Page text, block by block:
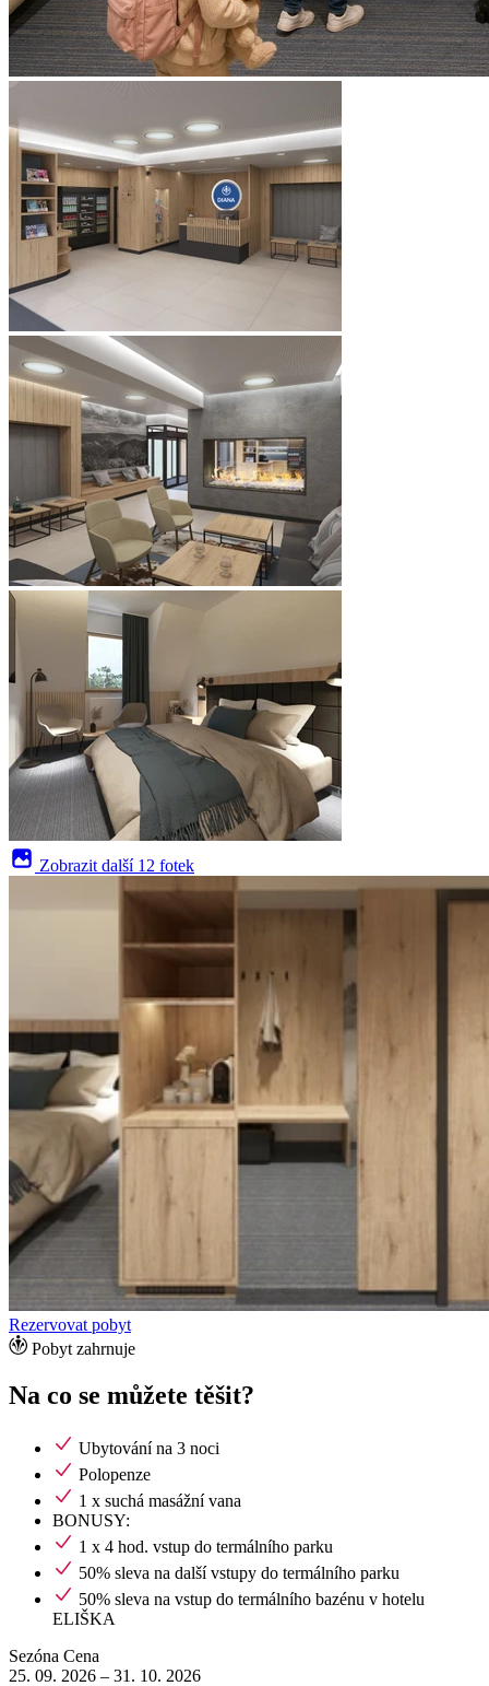
Zobrazit další 12 fotek
Rezervovat pobyt
Pobyt zahrnuje
Na co se můžete těšit?
Ubytování na 3 noci
Polopenze
1 x suchá masážní vana
BONUSY:
1 x 4 hod. vstup do termálního parku
50% sleva na další vstupy do termálního parku
50% sleva na vstup do termálního bazénu v hotelu
ELIŠKA
Sezóna Cena
25. 09. 2026 – 31. 10. 2026